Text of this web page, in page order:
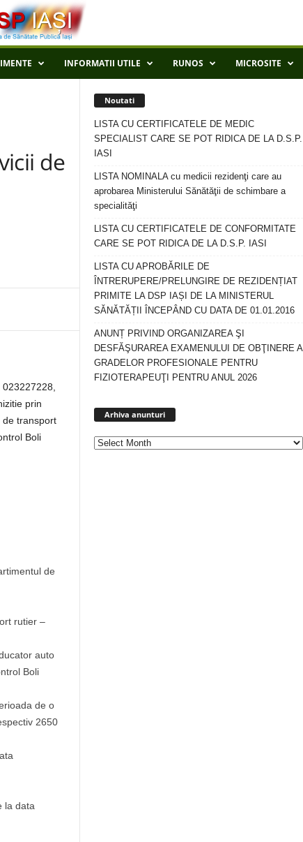
INFORMATII UTILE RUNOS MICROSITE
de
prin
de transport
Boli
de
rutier –
auto
Boli
de o
2650
la data
Noutati
LISTA CU CERTIFICATELE DE MEDIC
SPECIALIST CARE SE POT RIDICA DE LA D.S.P.
IASI
LISTA NOMINALA cu medicii rezidenţi care au
aprobarea Ministerului Sănătăţii de schimbare a
specialităţi
LISTA CU CERTIFICATELE DE CONFORMITATE
CARE SE POT RIDICA DE LA D.S.P. IASI
LISTA CU APROBĂRILE DE
ÎNTRERUPERE/PRELUNGIRE DE REZIDENȚIAT
PRIMITE LA DSP IAȘI DE LA MINISTERUL
SĂNĂTĂȚII ÎNCEPÂND CU DATA DE 01.01.2016
ANUNȚ PRIVIND ORGANIZAREA ŞI
DESFĂŞURAREA EXAMENULUI DE OBŢINERE A
GRADELOR PROFESIONALE PENTRU
FIZIOTERAPEUŢI PENTRU ANUL 2026
Arhiva anunturi